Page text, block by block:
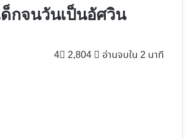
กจนวันเป็นอัศวิน
4 2,804 อ่านจบใน 2 นาที